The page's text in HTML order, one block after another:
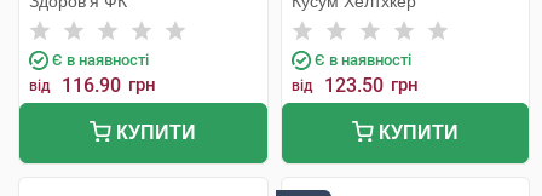
Є в наявності
від 116.90 грн
КУПИТИ
Є в наявності
від 123.50 грн
КУПИТИ